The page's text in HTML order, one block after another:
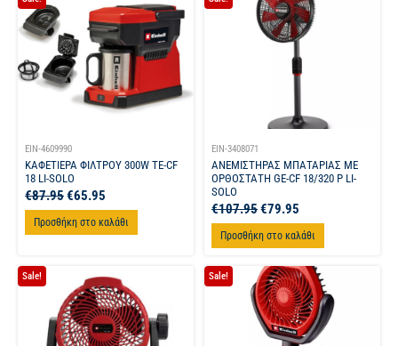
EIN-4609990
ΚΑΦΕΤΙΕΡΑ ΦΙΛΤΡΟΥ 300W TE-CF
18 LI-SOLO
€87.95€65.95
Προσθήκη στο καλάθι
EIN-3408071
ΑΝΕΜΙΣΤΗΡΑΣ ΜΠΑΤΑΡΙΑΣ ΜΕ
ΟΡΘΟΣΤΑΤΗ GE-CF 18/320 P LI-
SOLO
€107.95€79.95
Προσθήκη στο καλάθι
Sale! Sale!